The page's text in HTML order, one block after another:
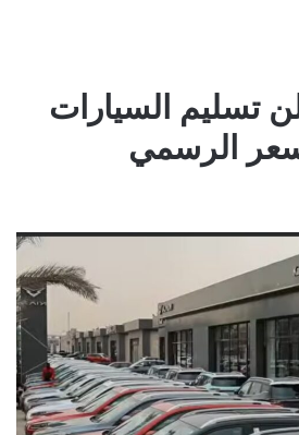
تسليم السيارات
الرسمي